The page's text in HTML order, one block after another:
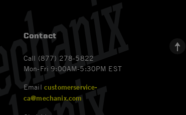
Contact
Call (877) 278-5822
Mon-Fri 9:00AM-5:30PM EST
Email customerservice-
ca@mechanix.com